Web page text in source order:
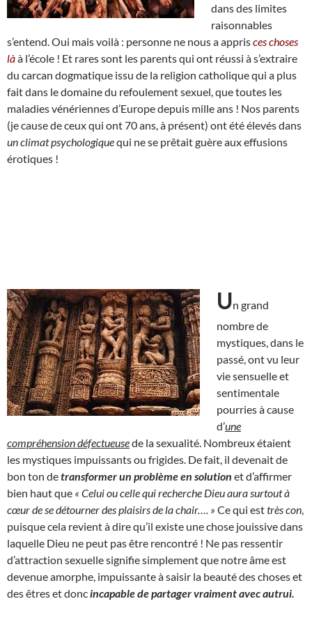
dans des limites
raisonnables
s’entend. Oui mais voilà : personne ne nous a apprisces choses
làà l’école ! Et rares sont les parents qui ont réussi à s’extraire
du carcan dogmatique issu de la religion catholique qui a plus
fait dans le domaine du refoulement sexuel, que toutes les
maladies vénériennes d’Europe depuis mille ans ! Nos parents
(je cause de ceux qui ont 70 ans, à présent) ont été élevés dans
un climat psychologiquequi ne se prêtait guère aux effusions
érotiques !
Un grand
nombre de
mystiques, dans le
passé, ont vu leur
vie sensuelle et
sentimentale
pourries à cause
d’une
compréhension défectueusede la sexualité. Nombreux étaient
les mystiques impuissants ou frigides. De fait, il devenait de
bon ton detransformer un problème en solution et d’affirmer
bien haut que « Celui ou celle qui recherche Dieu aura surtout à
cœur de se détourner des plaisirs de la chair…. » Ce qui esttrès con
puisque cela revient à dire qu’il existe une chose jouissive dans
laquelle Dieu ne peut pas être rencontré ! Ne pas ressentir
d’attraction sexuelle signifie simplement que notre âme est
devenue amorphe, impuissante à saisir la beauté des choses et
des êtres et donc incapable de partager vraiment avec autrui.